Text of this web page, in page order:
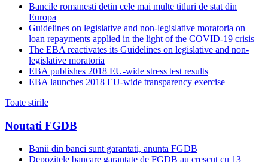
Bancile romanesti detin cele mai multe titluri de stat din
Europa
Guidelines on legislative and non-legislative moratoria on
loan repayments applied in the light of the COVID-19 crisis
The EBA reactivates its Guidelines on legislative and non-
legislative moratoria
EBA publishes 2018 EU-wide stress test results
EBA launches 2018 EU-wide transparency exercise
Toate stirile
Noutati FGDB
Banii din banci sunt garantati, anunta FGDB
Depozitele bancare garantate de FGDB au crescut cu 13